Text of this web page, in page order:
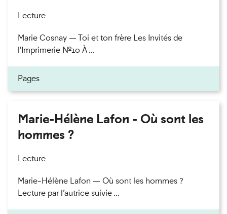
Lecture
Marie Cosnay — Toi et ton frère Les Invités de
l'Imprimerie n°10 À ...
Pages
Marie-Hélène Lafon - Où sont les
hommes ?
Lecture
Marie-Hélène Lafon — Où sont les hommes ?
Lecture par l’autrice suivie ...